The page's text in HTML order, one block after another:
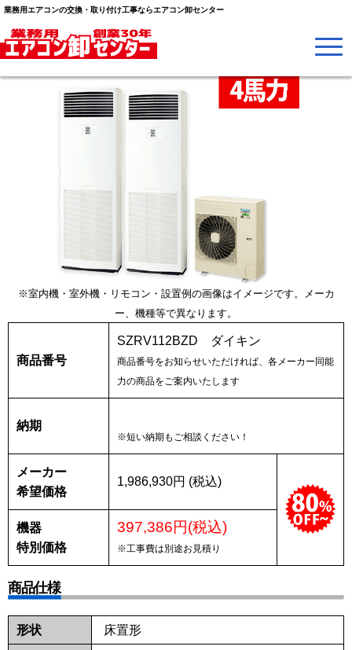
業務用エアコンの交換・取り付け工事ならエアコン卸センター
※室内機・室外機・リモコン・設置例の画像はイメージです。メーカ
ー、機種等で異なります。
商品番号
SZRV112BZD ダイキン
商品番号をお知らせいただければ、各メーカー同能
力の商品をご案内いたします
納期
※短い納期もご相談ください！
メーカー
希望価格
1,986,930円 (税込)
機器
特別価格
397,386円(税込)
※工事費は別途お見積り
商品仕様
形状 床置形